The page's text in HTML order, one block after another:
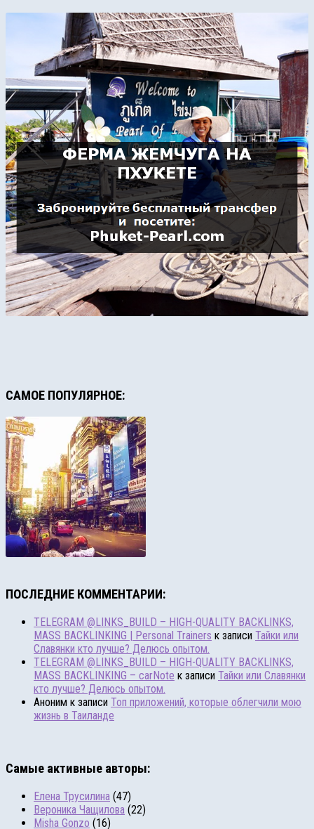
САМОЕ ПОПУЛЯРНОЕ:
ПОСЛЕДНИЕ КОММЕНТАРИИ:
TELEGRAM @LINKS_BUILD – HIGH-QUALITY BACKLINKS,
MASS BACKLINKING | Personal Trainers к записи Тайки или
Славянки кто лучше? Делюсь опытом.
TELEGRAM @LINKS_BUILD – HIGH-QUALITY BACKLINKS,
MASS BACKLINKING – carNote к записи Тайки или Славянки
кто лучше? Делюсь опытом.
Аноним к записи Топ приложений, которые облегчили мою
жизнь в Таиланде
Самые активные авторы:
Eлена Трусилина (47)
Вероника Чащилова (22)
Misha Gonzo (16)